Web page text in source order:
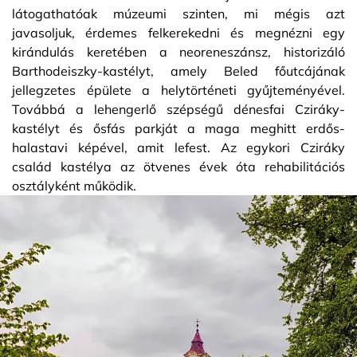
látogathatóak múzeumi szinten, mi mégis azt
javasoljuk, érdemes felkerekedni és megnézni egy
kirándulás keretében a neoreneszánsz, historizáló
Barthodeiszky-kastélyt, amely Beled főutcájának
jellegzetes épülete a helytörténeti gyűjteményével.
Továbbá a lehengerlő szépségű dénesfai Cziráky-
kastélyt és ősfás parkját a maga meghitt erdős-
halastavi képével, amit lefest. Az egykori Cziráky
család kastélya az ötvenes évek óta rehabilitációs
osztályként működik.